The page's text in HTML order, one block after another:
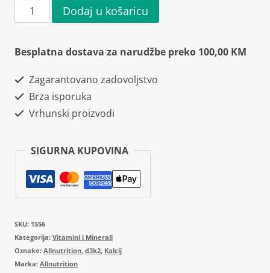
Allnutrition
Calcium
D3+K2
kapsula
količina
Dodaj u košaricu
Besplatna dostava za narudžbe preko 100,00 KM
Zagarantovano zadovoljstvo
Brza isporuka
Vrhunski proizvodi
SIGURNA KUPOVINA
SKU: 1556
Kategorija: Vitamini i Minerali
Oznake: Allnutrition d3k2 Kalcij
Marka: Allnutrition